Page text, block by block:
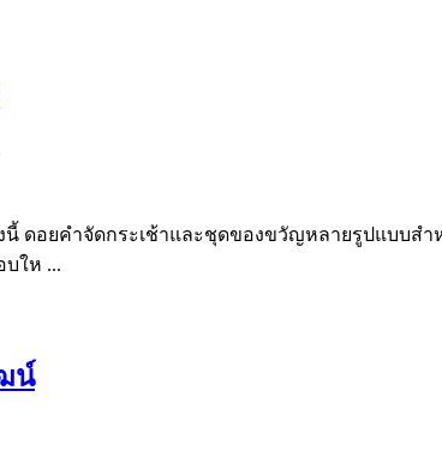
นี้ ดอยคำจัดกระเช้าและชุดของขวัญหลายรูปแบบ
ให ...
น์